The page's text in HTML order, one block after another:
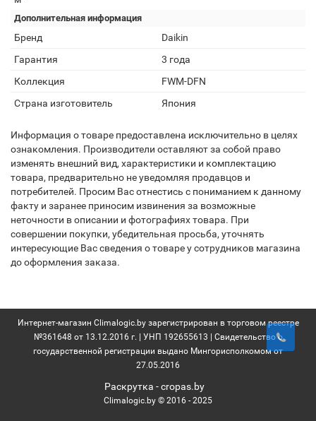
Дополнительная информация
Бренд
Daikin
Гарантия
3 года
Коллекция
FWM-DFN
Страна изготовитель
Япония
Информация о товаре предоставлена исключительно в целях
ознакомления. Производители оставляют за собой право
изменять внешний вид, характеристики и комплектацию
товара, предварительно не уведомляя продавцов и
потребителей. Просим Вас отнестись с пониманием к данному
факту и заранее приносим извинения за возможные
неточности в описании и фотографиях товара. При
совершении покупки, убедительная просьба, уточнять
интересующие Вас сведения о товаре у сотрудников магазина
до оформления заказа.
Интернет-магазин Climalogic.by зарегистрирован в торговом реестре
№361648 от 13.12.2016 г. | УНП 192655613 | Свидетельство о
государственной регистрации выдано Мингорисполкомом от
27.05.2016
Раскрутка -cropas.by
Climalogic.by © 2016 - 2025